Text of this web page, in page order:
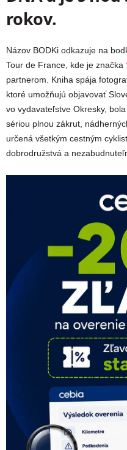
rokov.
Názov BODKi odkazuje na
Tour de France, kde je značka
partnerom. Kniha spája
ktoré umožňujú objavovať
vo vydavateľstve Okresky,
sériou plnou zákrut,
určená všetkým cestným
dobrodružstvá a